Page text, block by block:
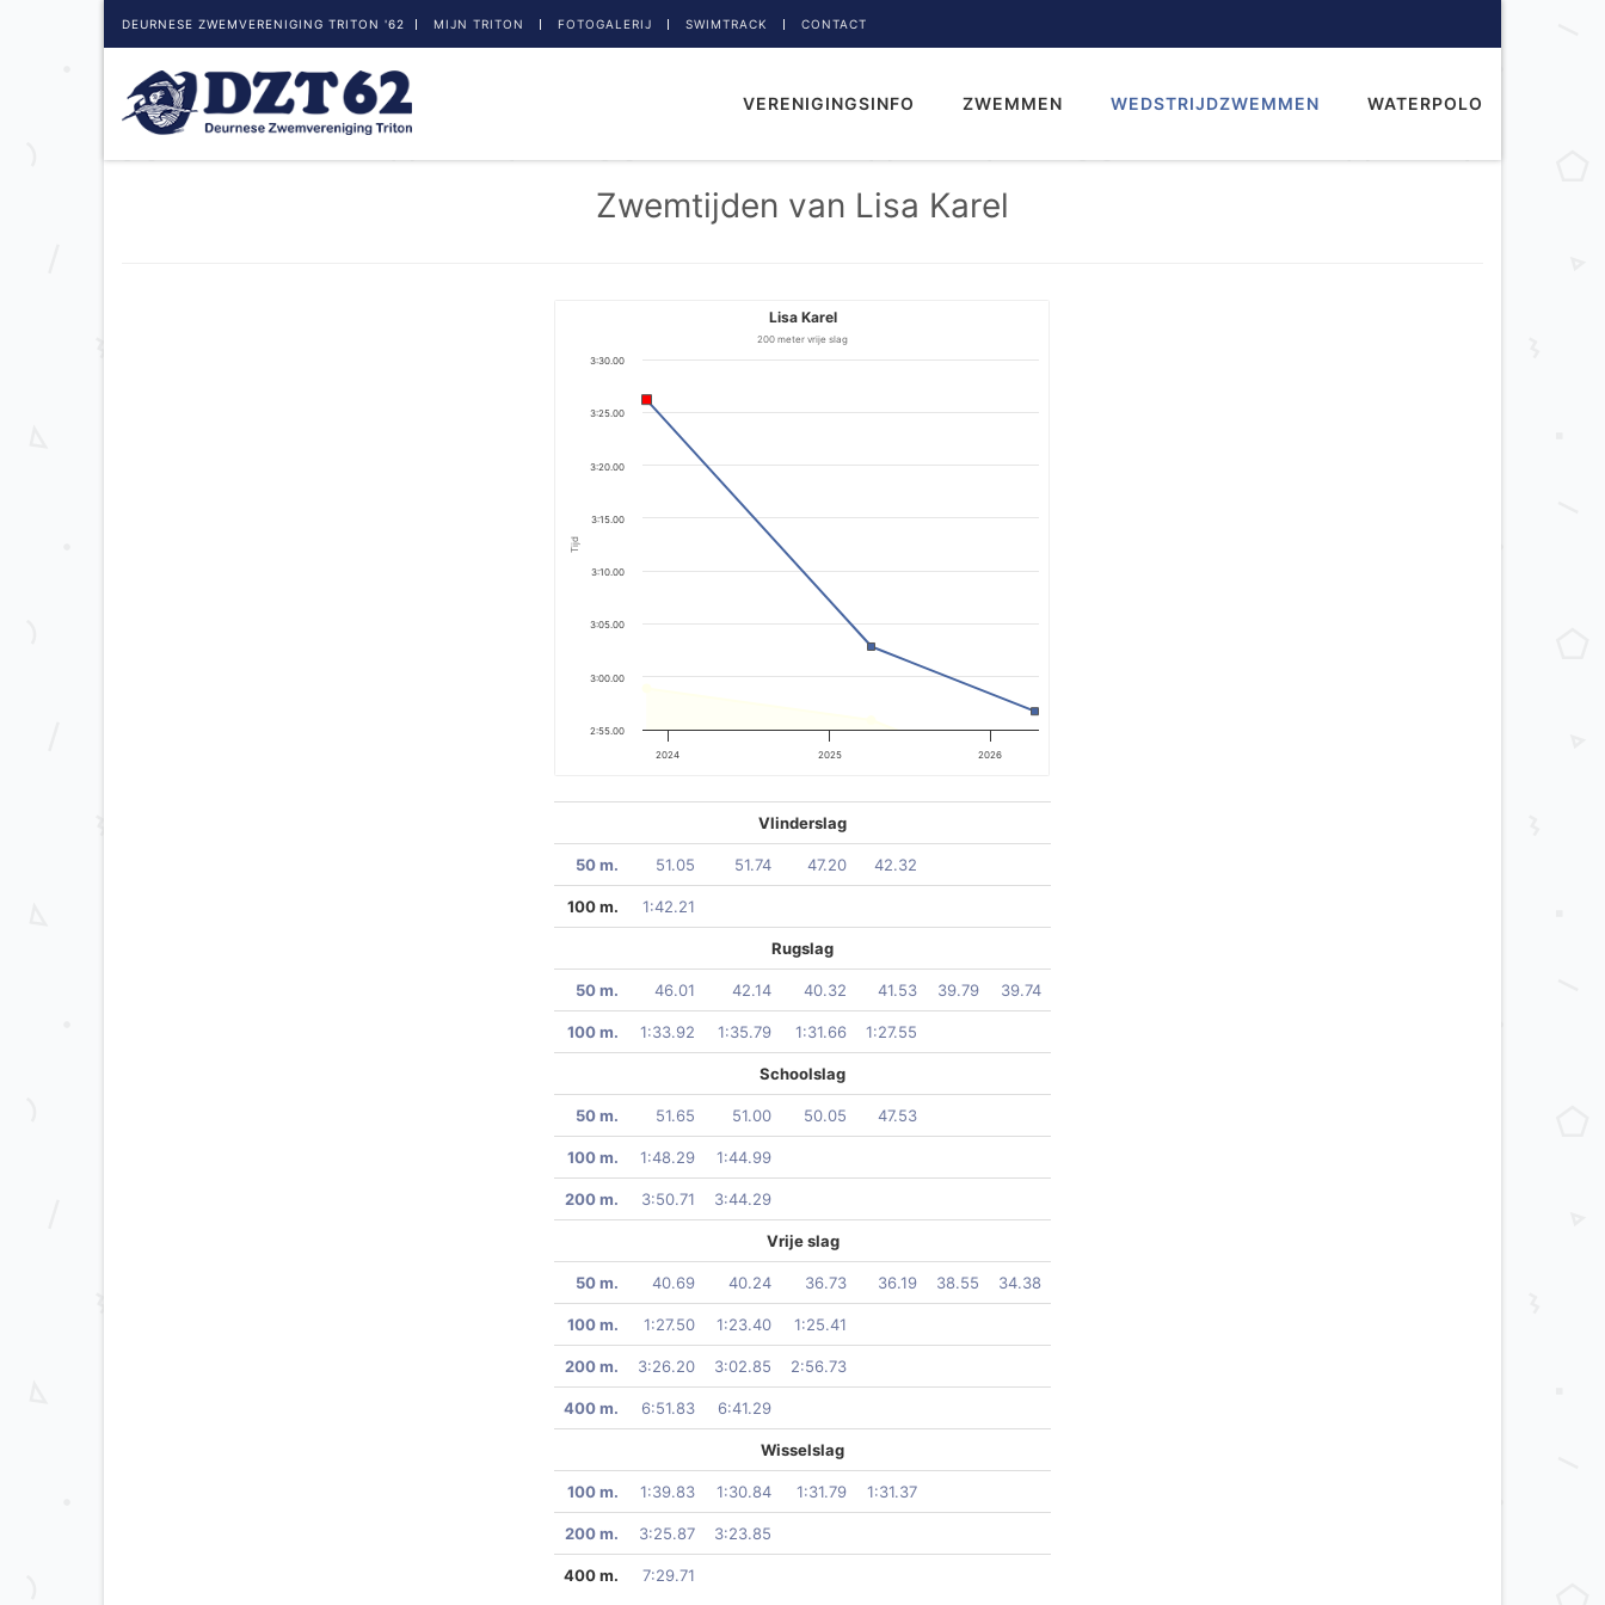
DEURNESE ZWEMVERENIGING TRITON '62 MIJN TRITON FOTOGALERIJ SWIMTRACK CONTACT
VERENIGINGSINFO ZWEMMEN WEDSTRIJDZWEMMEN WATERPOLO
Zwemtijden van Lisa Karel
Tijd
Lisa Karel
200 meter vrije slag
2024 2025 2026
2:55.00
3:00.00
3:05.00
3:10.00
3:15.00
3:20.00
3:25.00
3:30.00
Vlinderslag
50 m. 51.05 51.74 47.20 42.32
100 m. 1:42.21
Rugslag
50 m. 46.01 42.14 40.32 41.53 39.79 39.74
100 m. 1:33.92 1:35.79 1:31.66 1:27.55
Schoolslag
50 m. 51.65 51.00 50.05 47.53
100 m. 1:48.29 1:44.99
200 m. 3:50.71 3:44.29
Vrije slag
50 m. 40.69 40.24 36.73 36.19 38.55 34.38
100 m. 1:27.50 1:23.40 1:25.41
200 m. 3:26.20 3:02.85 2:56.73
400 m. 6:51.83 6:41.29
Wisselslag
100 m. 1:39.83 1:30.84 1:31.79 1:31.37
200 m. 3:25.87 3:23.85
400 m. 7:29.71